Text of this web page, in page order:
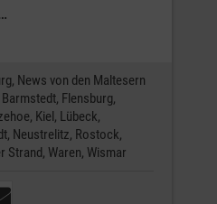
News von den Maltesern
Barmstedt, Flensburg,
Kiel, Lübeck,
Neustrelitz, Rostock,
Strand, Waren, Wismar